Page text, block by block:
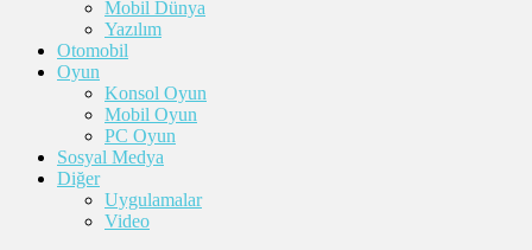
Mobil Dünya
Yazılım
Otomobil
Oyun
Konsol Oyun
Mobil Oyun
PC Oyun
Sosyal Medya
Diğer
Uygulamalar
Video